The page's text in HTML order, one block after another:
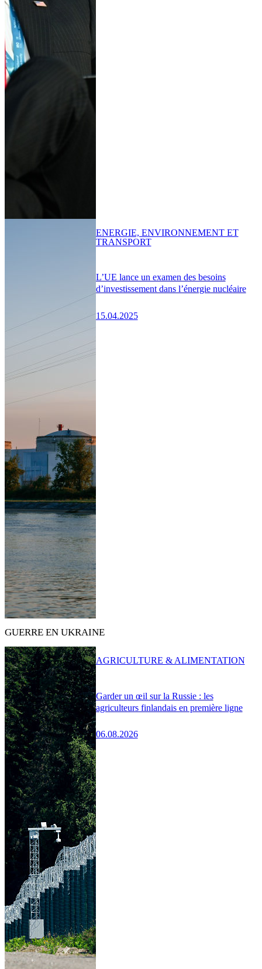
L’UE lance un examen des besoins
d’investissement dans l’énergie nucléaire
15.04.2025
ENERGIE, ENVIRONNEMENT ET
TRANSPORT
GUERRE EN UKRAINE
Garder un œil sur la Russie : les
agriculteurs finlandais en première ligne
06.08.2026
AGRICULTURE & ALIMENTATION